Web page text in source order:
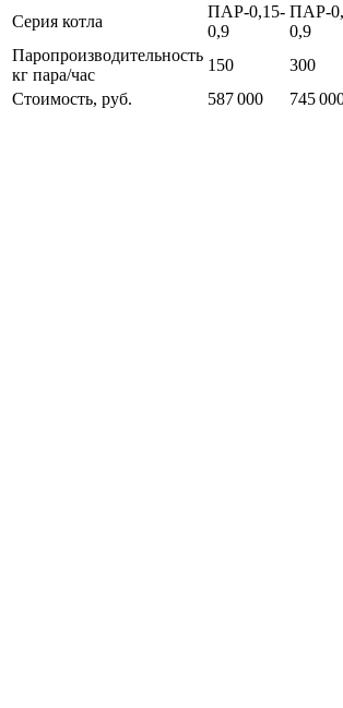
Серия котла
ПАР-0,15-
0,9
ПАР-
0,9
Паропроизводительность
кг пара/час
150 300
Стоимость, руб.
587 000 745